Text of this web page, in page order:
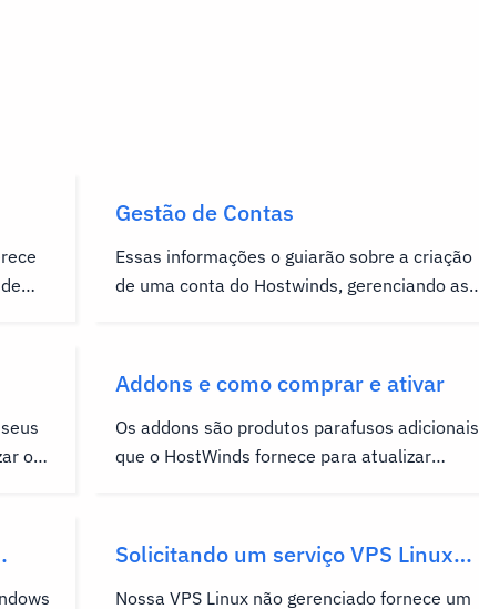
Gestão de Contas
Essas informações o guiarão sobre a criação
de uma conta do Hostwinds, gerenciando as
dificuldades em fazer o login. Criando uma
conta do Host Winds Qualquer pessoa pode
criar uma conta do Host...
ou
Addons e como comprar e ativar
Os addons são produtos parafusos adicionais
que o HostWinds fornece para atualizar
do caminho.Oferecemos estes em nosso
portal de área de cliente como um serviço
fácil e parafuso que você pode...
Solicitando um serviço VPS Linux
não gerenciado
Nossa VPS Linux não gerenciado fornece um